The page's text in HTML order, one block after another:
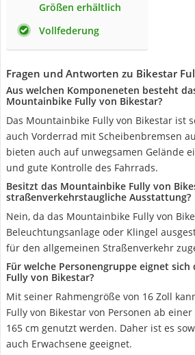
Größen erhältlich
Vollfederung
Fragen und Antworten zu Bikestar
Aus welchen Komponeneten besteht
Mountainbike Fully von Bikestar?
Das Mountainbike Fully von Bikestar ist
auch Vorderrad mit Scheibenbremsen
bieten auch auf unwegsamen Gelände
und gute Kontrolle des Fahrrads.
Besitzt das Mountainbike Fully von
straßenverkehrstaugliche Ausstattung?
Nein, da das Mountainbike Fully von
Beleuchtungsanlage oder Klingel
für den allgemeinen Straßenverkehr
Für welche Personengruppe eignet
Fully von Bikestar?
Mit seiner Rahmengröße von 16 Zoll
Fully von Bikestar von Personen ab
165 cm genutzt werden. Daher ist es
auch Erwachsene geeignet.